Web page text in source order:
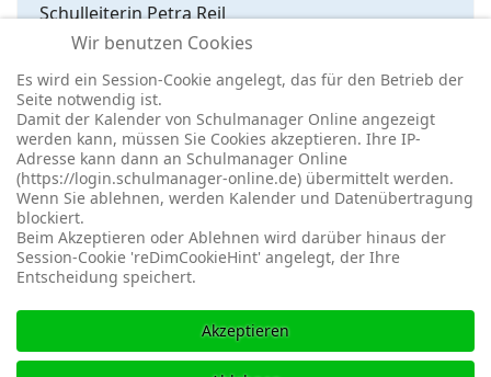
Schulleiterin Petra Reil
Freiherrnstraße 17
© 2026 -
Einstellungen-Redaktionslogin
Wir benutzen Cookies
Es wird ein Session-Cookie angelegt, das für den Betrieb der
Seite notwendig ist.
Damit der Kalender von Schulmanager Online angezeigt
werden kann, müssen Sie Cookies akzeptieren. Ihre IP-
Adresse kann dann an Schulmanager Online
(https://login.schulmanager-online.de) übermittelt werden.
Wenn Sie ablehnen, werden Kalender und Datenübertragung
blockiert.
Beim Akzeptieren oder Ablehnen wird darüber hinaus der
Session-Cookie 'reDimCookieHint' angelegt, der Ihre
Entscheidung speichert.
Akzeptieren